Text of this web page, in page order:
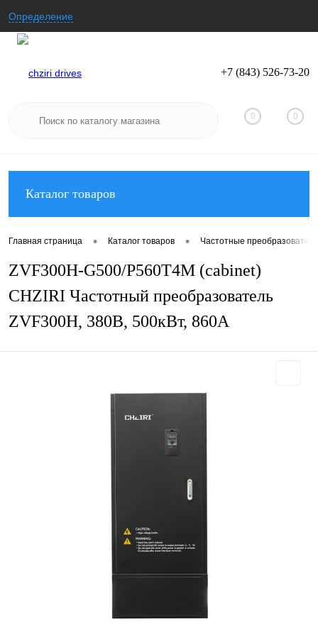
Определение
Вход Регистрация
+7 (843) 526-73-20
0 0
Каталог товаров
Главная страница • Каталог товаров • Частотные
ZVF300H-G500/P560T4M (cabinet)
CHZIRI Частотный преобразователь
ZVF300H, 380В, 500кВт, 860А